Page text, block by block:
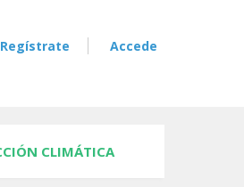
Regístrate Accede
CLIMÁTICA